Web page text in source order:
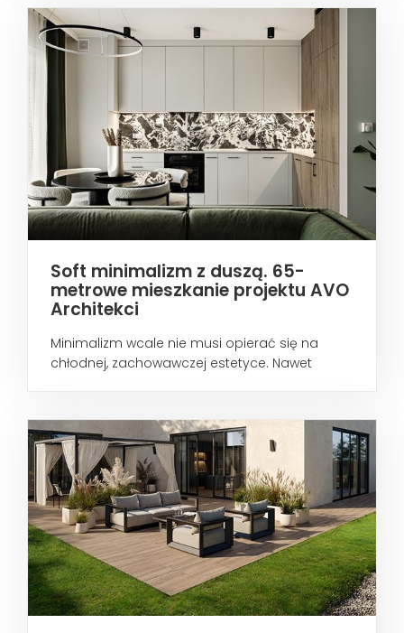
Soft minimalizm z duszą. 65-
metrowe mieszkanie projektu AVO
Architekci
Minimalizm wcale nie musi opierać się na
chłodnej, zachowawczej estetyce. Nawet